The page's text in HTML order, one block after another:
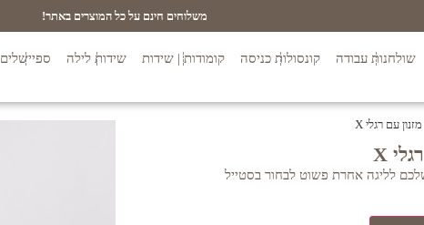
משלוחים חינם על כל המוצרים באתר!
שולחנות עבודה קונסולות כניסה קומודות | שידות שידות לילה ספיישלים
לליגה אחרת פשוט לבחור בסטייל